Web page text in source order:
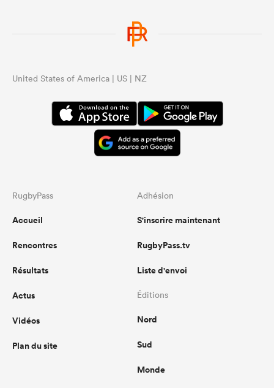
United States of America | US | NZ
RugbyPass
Accueil
Rencontres
Résultats
Actus
Vidéos
Plan du site
Adhésion
S'inscrire maintenant
RugbyPass.tv
Liste d'envoi
Éditions
Nord
Sud
Monde